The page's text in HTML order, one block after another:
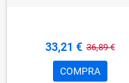
33,21 € 36,89 €
COMPRA